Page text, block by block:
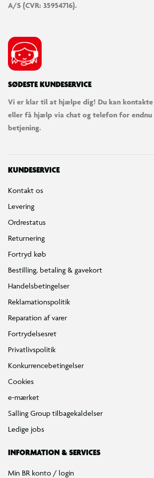
A/S (CVR: 35954716).
SØDESTE KUNDESERVICE
Vi er klar til at hjælpe dig! Du kan kontakte
eller få hjælp via chat og telefon for endnu
betjening.
KUNDESERVICE
Kontakt os
Levering
Ordrestatus
Returnering
Fortryd køb
Bestilling, betaling & gavekort
Handelsbetingelser
Reklamationspolitik
Reparation af varer
Fortrydelsesret
Privatlivspolitik
Konkurrencebetingelser
Cookies
e-mærket
Salling Group tilbagekaldelser
Ledige jobs
INFORMATION & SERVICES
Min BR konto / login